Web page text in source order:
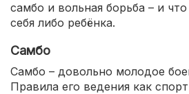
самбо и вольная борьба – и
себя либо ребёнка.
Самбо
Самбо – довольно молодое
Правила его ведения как